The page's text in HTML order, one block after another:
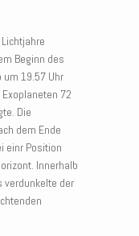
Beginn des
um 19.57 Uhr
72
Die
dem Ende
einr Position
Innerhalb
verdunkelte der